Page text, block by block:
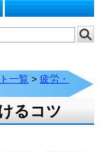
一覧 > 疲労・
るコツ